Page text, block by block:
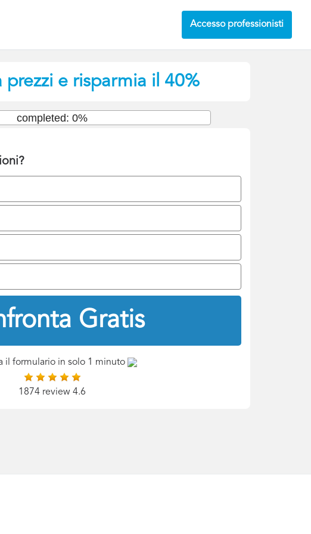
Accesso professionisti
prezzi e risparmia il 40%
Gratis
completed: 0%
il formulario in solo 1 minuto
1874 review 4.6